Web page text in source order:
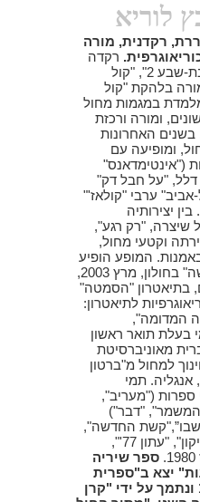
לוריא
רקדנית, מורה
רקדה
בלהקת "בת-שבע 2", "קול
בלהקת "קול
במגמות מחול
ומורה ורכזת
האחרונות
ומופיעה עם
("אינטימדאנס"
דלל, "על חבל דק"
אביב" ערבי "קולאז'"
יצירותיה
שיצרה, "רק רגע",
וקטעי מחול,
המופע הופיע
בהצלחה בפסטיבל "אשה" בחולון, מרץ 2003,
בתיאטרון "הסמטה"
לתיאטרון:
המדומה",
בעלת תואר ראשון
מאוניברסיטת
למחול מ"ברטון
אנגליה. תמי
("מעריב",
המשמר", "דבר")
החדשה",
"מאזניים", "עכשיו", "הליקון", "עתון 77'",
ספר שיריה
יצא ב"ספרית
הפועלים" בשנת 1989 ונתמך על ידי "קרן